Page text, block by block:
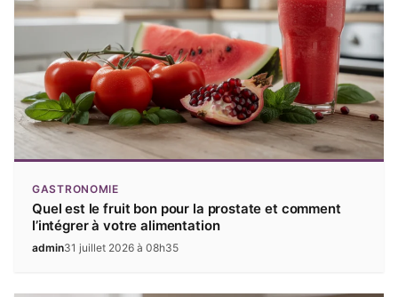
GASTRONOMIE
Quel est le fruit bon pour la prostate et comment
l’intégrer à votre alimentation
admin31 juillet 2026 à 08h35